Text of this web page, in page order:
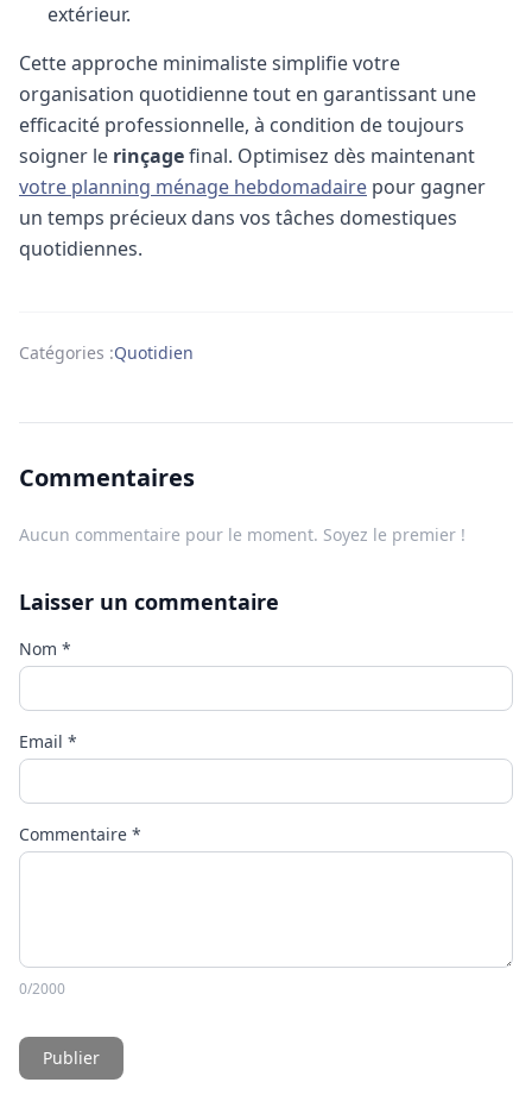
extérieur.
Cette approche minimaliste simplifie votre
organisation quotidienne tout en garantissant une
efficacité professionnelle, à condition de toujours
soigner le rinçagefinal. Optimisez dès maintenant
votre planning ménage hebdomadaire pour gagner
un temps précieux dans vos tâches domestiques
quotidiennes.
Catégories :Quotidien
Commentaires
Aucun commentaire pour le moment. Soyez le premier !
Laisser un commentaire
Nom *
Email *
Commentaire *
0/2000
Publier